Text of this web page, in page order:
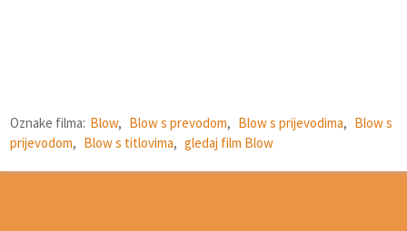
Oznake filma: Blow, Blow s prevodom, Blow s prijevodima, Blow s
prijevodom, Blow s titlovima, gledaj film Blow